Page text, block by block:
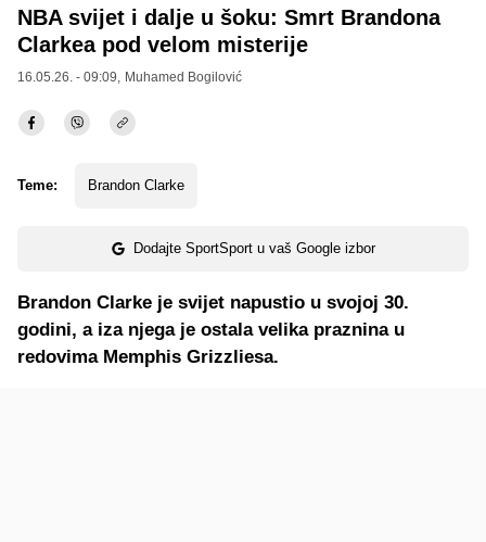
NBA svijet i dalje u šoku: Smrt Brandona
Clarkea pod velom misterije
16.05.26. - 09:09, Muhamed Bogilović
Teme: Brandon Clarke
Dodajte SportSport u vaš Google izbor
Brandon Clarke je svijet napustio u svojoj 30.
godini, a iza njega je ostala velika praznina u
redovima Memphis Grizzliesa.